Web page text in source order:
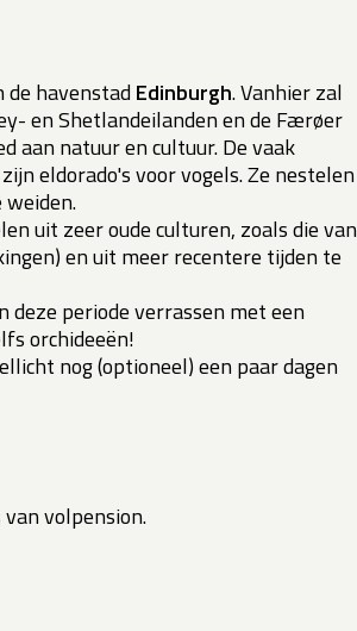
de havenstad Edinburgh. Vanhier zal
en Shetlandeilanden en de Færøer
aan natuur en cultuur. De vaak
eldorado's voor vogels. Ze nestelen
uit zeer oude culturen, zoals die van
en uit meer recentere tijden te
deze periode verrassen met een
orchideeën!
nog (optioneel) een paar dagen
volpension.